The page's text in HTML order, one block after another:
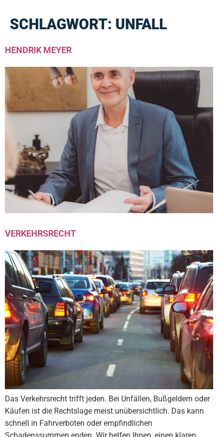
SCHLAGWORT: UNFALL
HENDRIK MEYER
VERKEHRSRECHT
Das Verkehrsrecht trifft jeden. Bei Unfällen, Bußgeldern oder
Käufen ist die Rechtslage meist unübersichtlich. Das kann
schnell in Fahrverboten oder empfindlichen